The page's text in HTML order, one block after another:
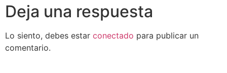
Deja una respuesta
Lo siento, debes estar conectado para publicar un
comentario.